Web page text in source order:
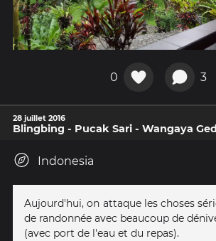
0 3
28 juillet 2016
Blingbing - Pucak Sari - Wangaya
Indonesia
Aujourd'hui, on attaque les choses
de randonnée avec beaucoup de
(avec port de l'eau et du repas).